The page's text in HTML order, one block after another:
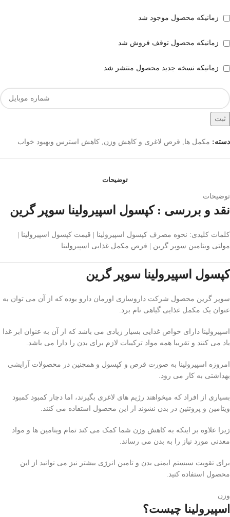
زمانیکه محصول موجود شد
زمانیکه محصول توقف فروش شد
زمانیکه نسخه جدید محصول منتشر شد
ثبت
دسته: مکمل ها, قرص لاغری و کاهش وزن, کاهش استرس وبهبود خواب
توضیحات
توضیحات
نقد و بررسی : کپسول اسپیرولینا سوپر گرین
کلمات کلیدی: نحوه مصرف کپسول اسپیرولینا | قیمت کپسول اسپیرولینا |
مولتی ویتامین سوپر گرین | قرص مکمل غذایی اسپیرولینا
کپسول اسپیرولینا سوپر گرین
سوپر گرین محصول شرکت داروسازی اورمان دارو بوده که از آن می توان به
عنوان یک مکمل غذایی گیاهی نام برد.
اسپیرولینا دارای خواص غذایی بسیار زیادی می باشد که از آن به عنوان ابر غذا
یاد می کنند و تقریبا همه مواد ترکیبات لازم برای بدن را دارا می باشد.
امروزه اسپیرولینا به صورت قرص و کپسول و همچنین در محصولات آرایشی
بهداشتی به کار می رود.
بسیاری از افراد که میخواهند رژیم های لاغری بگیرند، اما دچار کمبود کمبود
ویتامین و پروتئین در بدن نشوند از این محصول استفاده می کنند.
زیرا علاوه بر اینکه به کاهش وزن شما کمک می کند تمام ویتامین ها و مواد
معدنی مورد نیاز را به بدن می رساند.
برای تقویت سیستم ایمنی بدن و تامین انرژی بیشتر نیز می توانید از این
محصول استفاده کنید.
وزن
اسپیرولینا چیست؟